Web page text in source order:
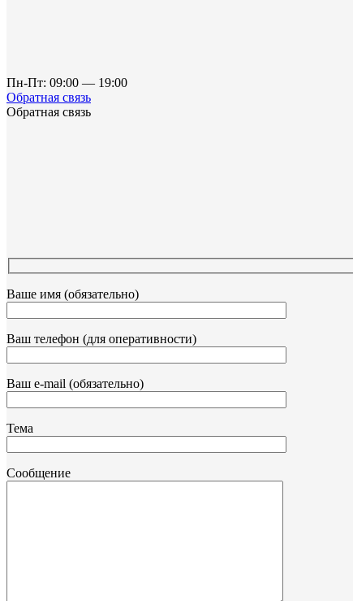
Пн-Пт: 09:00 — 19:00
Обратная связь
Обратная связь
Ваше имя (обязательно)
Ваш телефон (для оперативности)
Ваш e-mail (обязательно)
Тема
Сообщение